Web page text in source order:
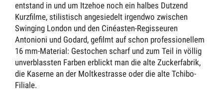
entstand in und um Itzehoe noch ein halbes Dutzend
Kurzfilme, stilistisch angesiedelt irgendwo zwischen
Swinging London und den Cinéasten-Regisseuren
Antonioni und Godard, gefilmt auf schon professionellem
16 mm-Material: Gestochen scharf und zum Teil in völlig
unverblassten Farben erblickt man die alte Zuckerfabrik,
die Kaserne an der Moltkestrasse oder die alte Tchibo-
Filiale.